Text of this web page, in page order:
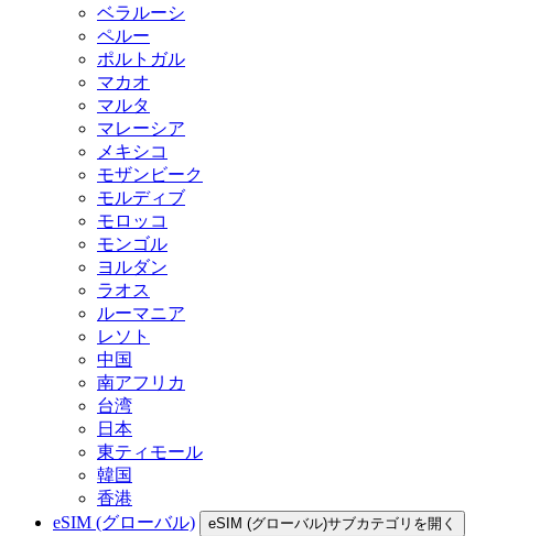
ベラルーシ
ペルー
ポルトガル
マカオ
マルタ
マレーシア
メキシコ
モザンビーク
モルディブ
モロッコ
モンゴル
ヨルダン
ラオス
ルーマニア
レソト
中国
南アフリカ
台湾
日本
東ティモール
韓国
香港
eSIM (グローバル)
eSIM (グローバル)サブカテゴリを開く